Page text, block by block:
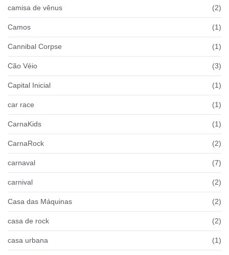
camisa de vênus (2)
Camos (1)
Cannibal Corpse (1)
Cão Véio (3)
Capital Inicial (1)
car race (1)
CarnaKids (1)
CarnaRock (2)
carnaval (7)
carnival (2)
Casa das Máquinas (2)
casa de rock (2)
casa urbana (1)